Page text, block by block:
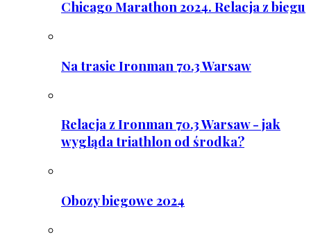
Chicago Marathon 2024. Relacja z biegu
Na trasie Ironman 70.3 Warsaw
Relacja z Ironman 70.3 Warsaw - jak
wygląda triathlon od środka?
Obozy biegowe 2024